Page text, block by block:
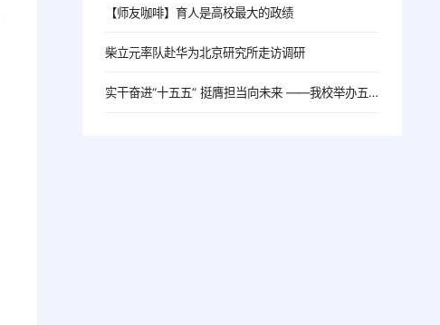
【师友咖啡】育人是高校最大的政绩
柴立元率队赴华为北京研究所走访调研
实干奋进“十五五” 挺膺担当向未来 ——我校举办五四主题团日活动